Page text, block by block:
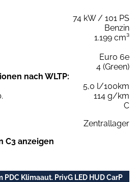
74 kW / 101 PS
Benzin
1.199 cm³
Euro 6e
4 (Green)
nach WLTP:
5,0 l/100km
114 g/km
C
Zentrallager
C3 anzeigen
PDC Klimaaut. PrivG LED HUD CarP